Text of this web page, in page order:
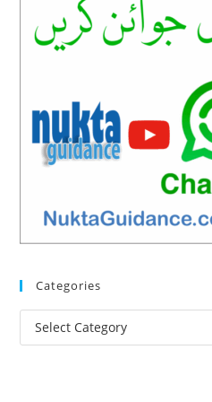
Categories
Categories